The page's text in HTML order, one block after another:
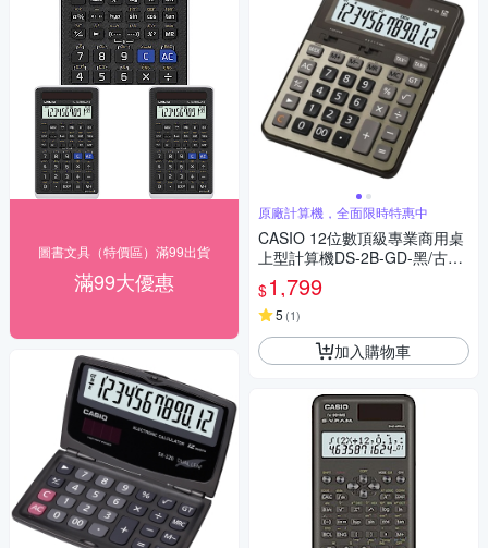
圖書文具（特價區）滿99出貨
滿99大優惠
原廠計算機，全面限時特惠中
CASIO 12位數頂級專業商用桌
上型計算機DS-2B-GD-黑/古銅
金色
$1,799
5 (1)
加入購物車